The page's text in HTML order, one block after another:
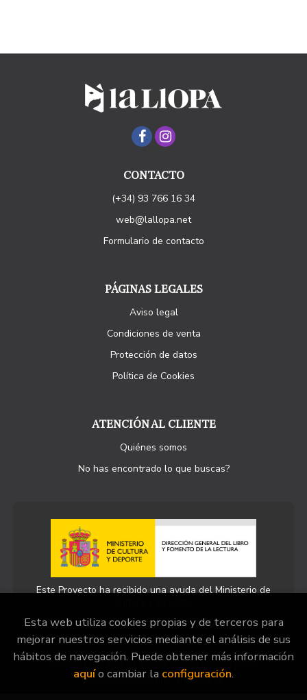
CONTACTO
(+34) 93 766 16 34
web@lallopa.net
Formulario de contacto
PÁGINAS LEGALES
Aviso legal
Condiciones de venta
Protección de datos
Política de Cookies
ATENCIÓN AL CLIENTE
Quiénes somos
No has encontrado lo que buscas?
Este Proyecto ha recibido una ayuda del Ministerio de
2026 © Llibreria La Llopa . Todos los Derechos
Reservados | Grupo Trevenque
Esta web utiliza cookies propias y de terceros para
mejorar nuestros servicios mediante el análisis de sus
hábitos de navegación. Puede obtener más información
aquío cambiar la configuración.